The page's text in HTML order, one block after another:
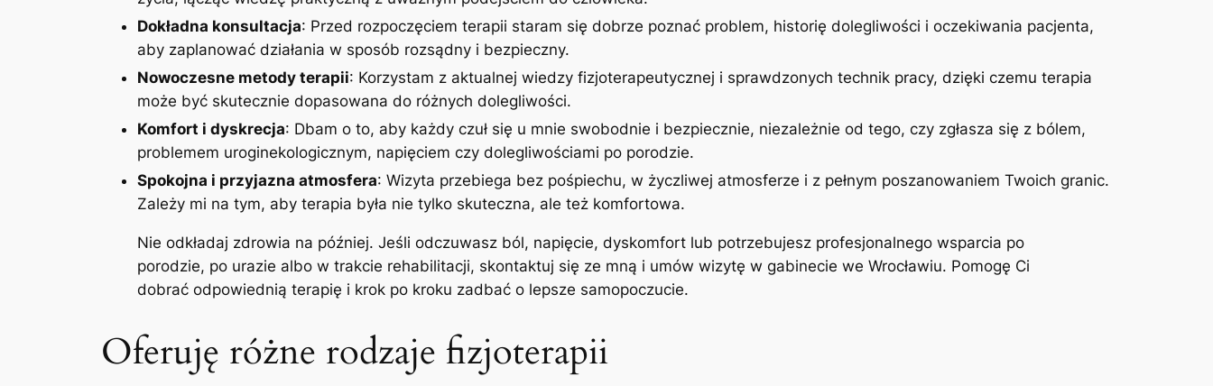
Dokładna konsultacja: Przed rozpoczęciem terapii staram się dobrze poznać problem, historię dolegliwości i oczekiwania pacjenta,
aby zaplanować działania w sposób rozsądny i bezpieczny.
Nowoczesne metody terapii: Korzystam z aktualnej wiedzy fizjoterapeutycznej i sprawdzonych technik pracy, dzięki czemu terapia
może być skutecznie dopasowana do różnych dolegliwości.
Komfort i dyskrecja: Dbam o to, aby każdy czuł się u mnie swobodnie i bezpiecznie, niezależnie od tego, czy zgłasza się z bólem,
problemem uroginekologicznym, napięciem czy dolegliwościami po porodzie.
Spokojna i przyjazna atmosfera: Wizyta przebiega bez pośpiechu, w życzliwej atmosferze i z pełnym poszanowaniem Twoich granic.
Zależy mi na tym, aby terapia była nie tylko skuteczna, ale też komfortowa.
Nie odkładaj zdrowia na później. Jeśli odczuwasz ból, napięcie, dyskomfort lub potrzebujesz profesjonalnego wsparcia po
porodzie, po urazie albo w trakcie rehabilitacji, skontaktuj się ze mną i umów wizytę w gabinecie we Wrocławiu. Pomogę Ci
dobrać odpowiednią terapię i krok po kroku zadbać o lepsze samopoczucie.
Oferuję różne rodzaje fizjoterapii